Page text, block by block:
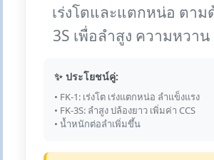
เร่งโตและแตกหน่อ ตาม
3S เพื่อลำสูง ความหวาน
✨ ประโยชน์คู่:
• FK-1: เร่งโต เร่งแตกหน่อ ลำแข็งแรง
• FK-3S: ลำสูง ปล้องยาว เพิ่มค่า CCS
• น้ำหนักต่อลำเพิ่มขึ้น